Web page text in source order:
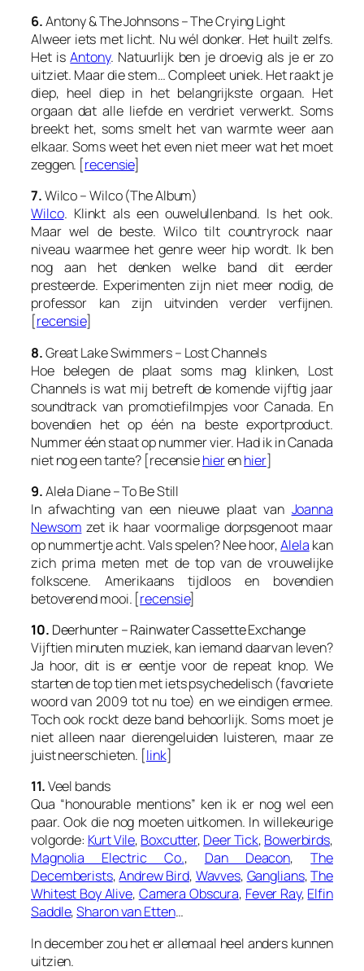
6.Antony & The Johnsons – The Crying Light
Alweer iets met licht. Nu wél donker. Het huilt zelfs.
Het isAntony. Natuurlijk ben je droevig als je er zo
uitziet. Maar die stem… Compleet uniek. Het raakt je
diep, heel diep in het belangrijkste orgaan. Het
orgaan dat alle liefde en verdriet verwerkt. Soms
breekt het, soms smelt het van warmte weer aan
elkaar. Soms weet het even niet meer wat het moet
zeggen. [recensie]
7.Wilco – Wilco (The Album)
Wilco. Klinkt als een ouwelullenband. Is het ook.
Maar wel de beste. Wilco tilt countryrock naar
niveau waarmee het genre weer hip wordt. Ik ben
nog aan het denken welke band dit eerder
presteerde. Experimenten zijn niet meer nodig, de
professor kan zijn uitvinden verder verfijnen.
[recensie]
8.Great Lake Swimmers – Lost Channels
Hoe belegen de plaat soms mag klinken, Lost
Channels is wat mij betreft de komende vijftig jaar
soundtrack van promotiefilmpjes voor Canada. En
bovendien het op één na beste exportproduct.
Nummer één staat op nummer vier. Had ik in Canada
niet nog een tante? [recensiehierenhier]
9.Alela Diane – To Be Still
In afwachting van een nieuwe plaat van Joanna
Newsom zet ik haar voormalige dorpsgenoot maar
op nummertje acht. Vals spelen? Nee hoor,Alela kan
zich prima meten met de top van de vrouwelijke
folkscene. Amerikaans tijdloos en bovendien
betoverend mooi. [recensie]
10. Deerhunter – Rainwater Cassette Exchange
Vijftien minuten muziek, kan iemand daarvan leven?
Ja hoor, dit is er eentje voor de repeat knop. We
starten de top tien met iets psychedelisch (favoriete
woord van 2009 tot nu toe) en we eindigen ermee.
Toch ook rockt deze band behoorlijk. Soms moet je
niet alleen naar dierengeluiden luisteren, maar ze
juist neerschieten. [link]
11.Veel bands
Qua “honourable mentions” ken ik er nog wel een
paar. Ook die nog moeten uitkomen. In willekeurige
volgorde: Kurt Vile, Boxcutter, Deer Tick, Bowerbirds,
Magnolia Electric Co., Dan Deacon,The
Decemberists,Andrew Bird, Wavves, Ganglians,The
Whitest Boy Alive, Camera Obscura, Fever Ray, Elfin
Saddle,Sharon van Etten…
In december zou het er allemaal heel anders kunnen
uitzien.